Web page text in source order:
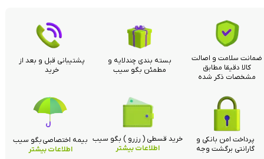
ضمانت سلامت و اصالت
کالا دقیقا مطابق
مشخصات ذکر شده
بسته بندی چندلایه و
مطمئن بگو سیب
پشتیبانی قبل و بعد از
خرید
خرید قسطی ( رزرو ) بگو سیب
اطلاعات بیشتر
پرداخت امن بانکی و
گارانتی برگشت وجه
بیمه اختصاصی بگو سیب
اطلاعات بیشتر